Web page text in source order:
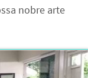
nobre arte